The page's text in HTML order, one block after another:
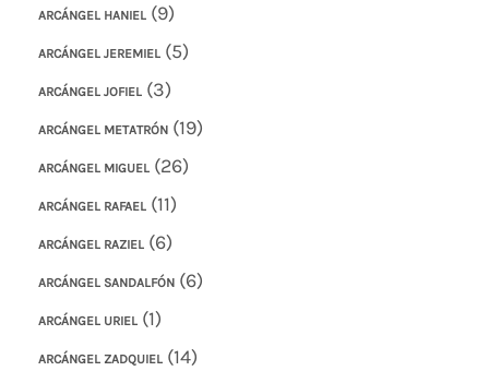
ARCÁNGEL HANIEL (9)
ARCÁNGEL JEREMIEL (5)
ARCÁNGEL JOFIEL (3)
ARCÁNGEL METATRÓN (19)
ARCÁNGEL MIGUEL (26)
ARCÁNGEL RAFAEL (11)
ARCÁNGEL RAZIEL (6)
ARCÁNGEL SANDALFÓN (6)
ARCÁNGEL URIEL (1)
ARCÁNGEL ZADQUIEL (14)